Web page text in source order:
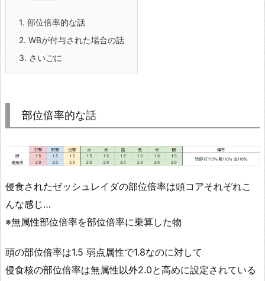
1. 部位倍率的な話
2. WBが付与された場合の話
3. さいごに
部位倍率的な話
侵食されたゼッシュレイダの部位倍率は頭コアそれぞれこ
んな感じ…
※無属性部位倍率を部位倍率に乗算した物
頭の部位倍率は1.5 弱点属性で1.8なのに対して
侵食核の部位倍率は無属性以外2.0と高めに設定されている